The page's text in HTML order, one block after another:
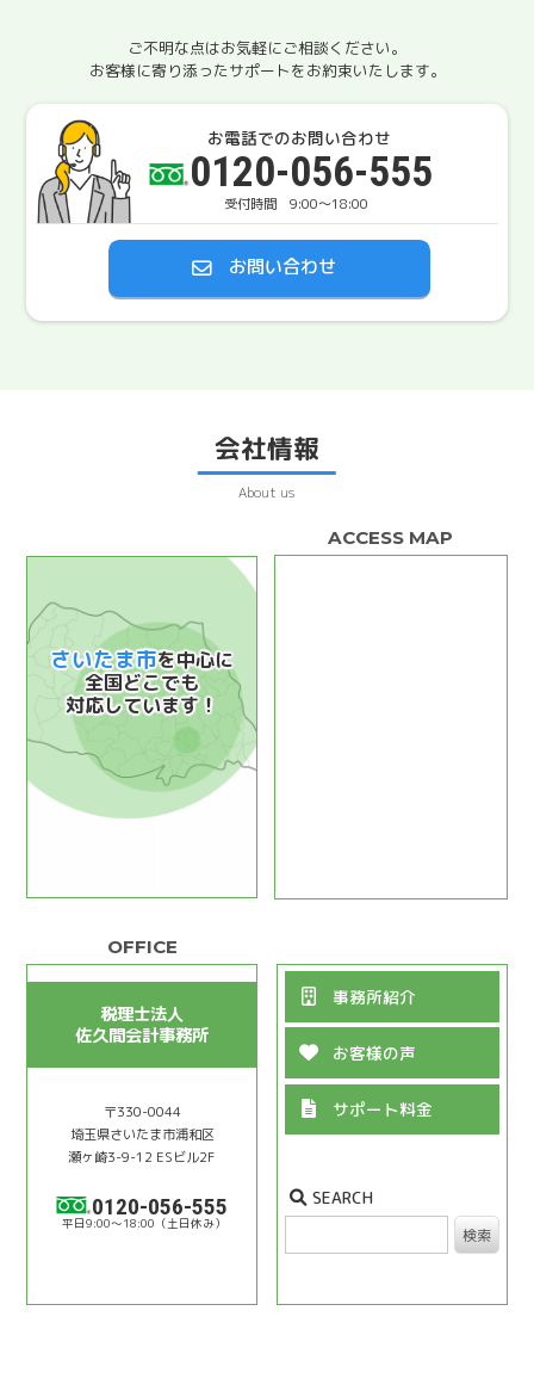
ご不明な点はお気軽にご相談ください。
お客様に寄り添ったサポートをお約束いたします。
お電話でのお問い合わせ
0120-056-555
9:00〜18:00
お問い合わせ
会社情報
About us
さいたま市を中心に
全国どこでも
対応しています！
税理士法人
佐久間会計事務所
〒330-0044
埼⽟県さいたま市浦和区
瀬ヶ崎3-9-12 ESビル2F
0120-056-555
9:00〜18:00
事務所紹介
お客様の声
サポート料金
SEARCH
検索